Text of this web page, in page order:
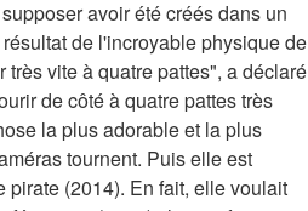
avoir été créés dans un
de l'incroyable physique de
vite à quatre pattes", a déclaré
de côté à quatre pattes très
la plus adorable et la plus
tournent. Puis elle est
pirate (2014). En fait, elle voulait